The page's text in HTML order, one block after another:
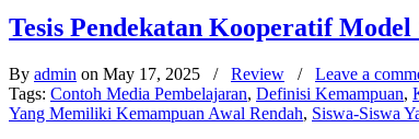
Tesis Pendekatan Kooperatif
By admin on May 17, 2025 / Review / Leave a
Tags: Contoh Media Pembelajaran, Definisi Kemampuan,
Yang Memiliki Kemampuan Awal Rendah, Siswa-Siswa